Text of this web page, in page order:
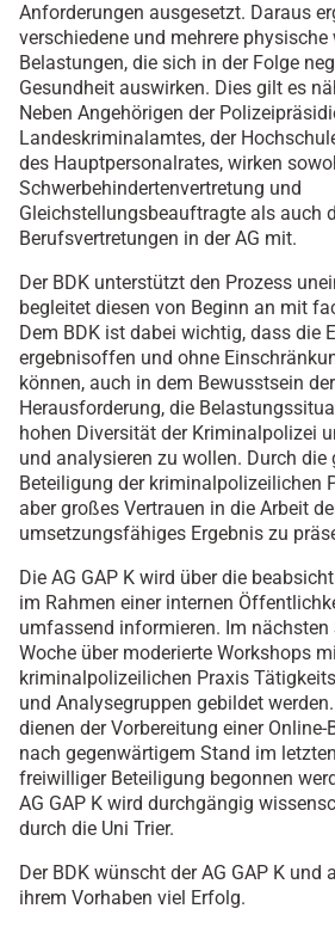
Anforderungen ausgesetzt. Daraus
verschiedene und mehrere
Belastungen, die sich in der Folge
Gesundheit auswirken. Dies gilt es
Neben Angehörigen der
Landeskriminalamtes, der
des Hauptpersonalrates, wirken
Schwerbehindertenvertretung und
Gleichstellungsbeauftragte als auch
Berufsvertretungen in der AG mit.
Der BDK unterstützt den Prozess
begleitet diesen von Beginn an mit
Dem BDK ist dabei wichtig, dass die
ergebnisoffen und ohne
können, auch in dem Bewusstsein
Herausforderung, die
hohen Diversität der Kriminalpolizei
und analysieren zu wollen. Durch die
Beteiligung der kriminalpolizeilichen
aber großes Vertrauen in die Arbeit
umsetzungsfähiges Ergebnis zu
Die AG GAP K wird über die
im Rahmen einer internen
umfassend informieren. Im
Woche über moderierte Workshops
kriminalpolizeilichen Praxis
und Analysegruppen gebildet
dienen der Vorbereitung einer
nach gegenwärtigem Stand im
freiwilliger Beteiligung begonnen
AG GAP K wird durchgängig
durch die Uni Trier.
Der BDK wünscht der AG GAP K und
ihrem Vorhaben viel Erfolg.